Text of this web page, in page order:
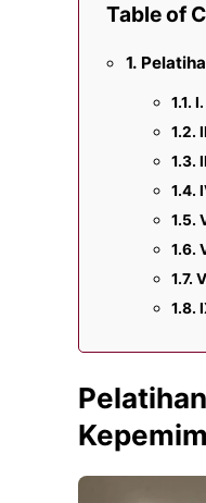
Table of